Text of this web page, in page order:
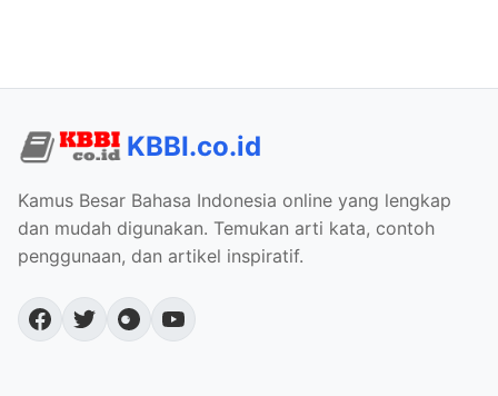
KBBI.co.id
Kamus Besar Bahasa Indonesia online yang lengkap
dan mudah digunakan. Temukan arti kata, contoh
penggunaan, dan artikel inspiratif.